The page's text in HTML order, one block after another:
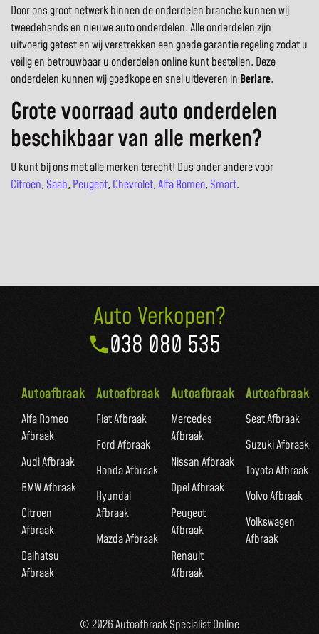
Door ons groot netwerk binnen de onderdelen branche kunnen wij
tweedehands en nieuwe auto onderdelen. Alle onderdelen zijn
uitvoerig getest en wij verstrekken een goede garantie regeling zodat u
veilig en betrouwbaar u onderdelen online kunt bestellen. Deze
onderdelen kunnen wij goedkope en snel uitleveren in Berlare.
Grote voorraad auto onderdelen
beschikbaar van alle merken?
U kunt bij ons met alle merken terecht! Dus onder andere voor
Citroen, Saab, Peugeot, Chevrolet,Alfa Romeo, Smart.
Auto Verkopen?
038 080 535
Autoafbraak
Alfa Romeo
Afbraak
Audi Afbraak
BMW Afbraak
Citroen
Afbraak
Daihatsu
Afbraak
Autoafbraak
Fiat Afbraak
Ford Afbraak
Honda Afbraak
Hyundai
Afbraak
Mazda Afbraak
Autoafbraak
Mercedes
Afbraak
Nissan Afbraak
Opel Afbraak
Peugeot
Afbraak
Renault
Afbraak
Autoafbraak
Seat Afbraak
Suzuki Afbraak
Toyota Afbraak
Volvo Afbraak
Volkswagen
Afbraak
© 2026 Autoafbraak Specialist Online